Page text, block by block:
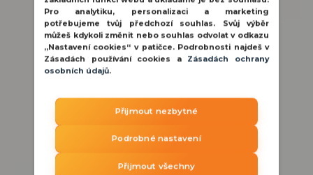
Ajax HUB 2 Plus Black Bezdrátová řídící jednotka
zabezpečovacího systému Ajax, navržená
pro monitorování velkýc...
ks
11 920 Kč
🚚 skladem | PHA
Pro analytiku, personalizaci a marketing
potřebujeme tvůj předchozí souhlas. Svůj výběr
můžeš kdykoli změnit nebo souhlas odvolat v odkazu
„Nastavení cookies“ v patičce. Podrobnosti najdeš v
Zásadách používání cookies a Zásadách ochrany
osobních údajů.
Přijmout nezbytné
Podrobné nastavení
Přijmout všechny